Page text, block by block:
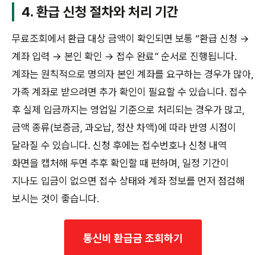
4. 환급 신청 절차와 처리 기간
무료조회에서 환급 대상 금액이 확인되면 보통 “환급 신청 →
계좌 입력 → 본인 확인 → 접수 완료” 순서로 진행됩니다.
계좌는 원칙적으로 명의자 본인 계좌를 요구하는 경우가 많아,
가족 계좌로 받으려면 추가 확인이 필요할 수 있습니다. 접수
후 실제 입금까지는 영업일 기준으로 처리되는 경우가 많고,
금액 종류(보증금, 과오납, 정산 차액)에 따라 반영 시점이
달라질 수 있습니다. 신청 후에는 접수번호나 신청 내역
화면을 캡처해 두면 추후 확인할 때 편하며, 일정 기간이
지나도 입금이 없으면 접수 상태와 계좌 정보를 먼저 점검해
보시는 것이 좋습니다.
통신비 환급금 조회하기